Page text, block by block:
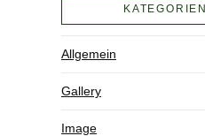
KATEGORIEN
Allgemein
Gallery
Image